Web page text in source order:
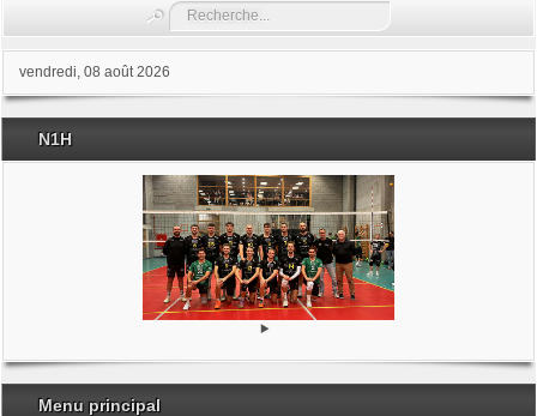
Les samedis du sport
Les stages
Documents
Rechercher
vendredi, 08 août 2026
N1H
Menu principal